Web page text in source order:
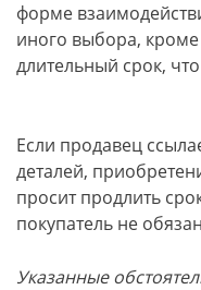
форме
иного выбора, кроме
длительный срок,
Если продавец
деталей,
просит продлить
покупатель не
Указанные